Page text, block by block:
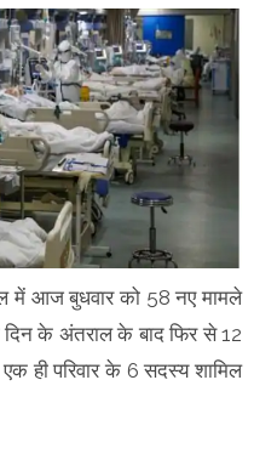
में आज बुधवार को 58 नए मामले
के अंतराल के बाद फिर से 12
ही परिवार के 6 सदस्य शामिल